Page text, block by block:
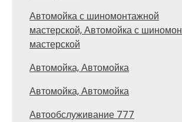
Автомойка с шиномонтажной
мастерской, Автомойка с
мастерской
Автомойка, Автомойка
Автомойка, Автомойка
Автообслуживание 777